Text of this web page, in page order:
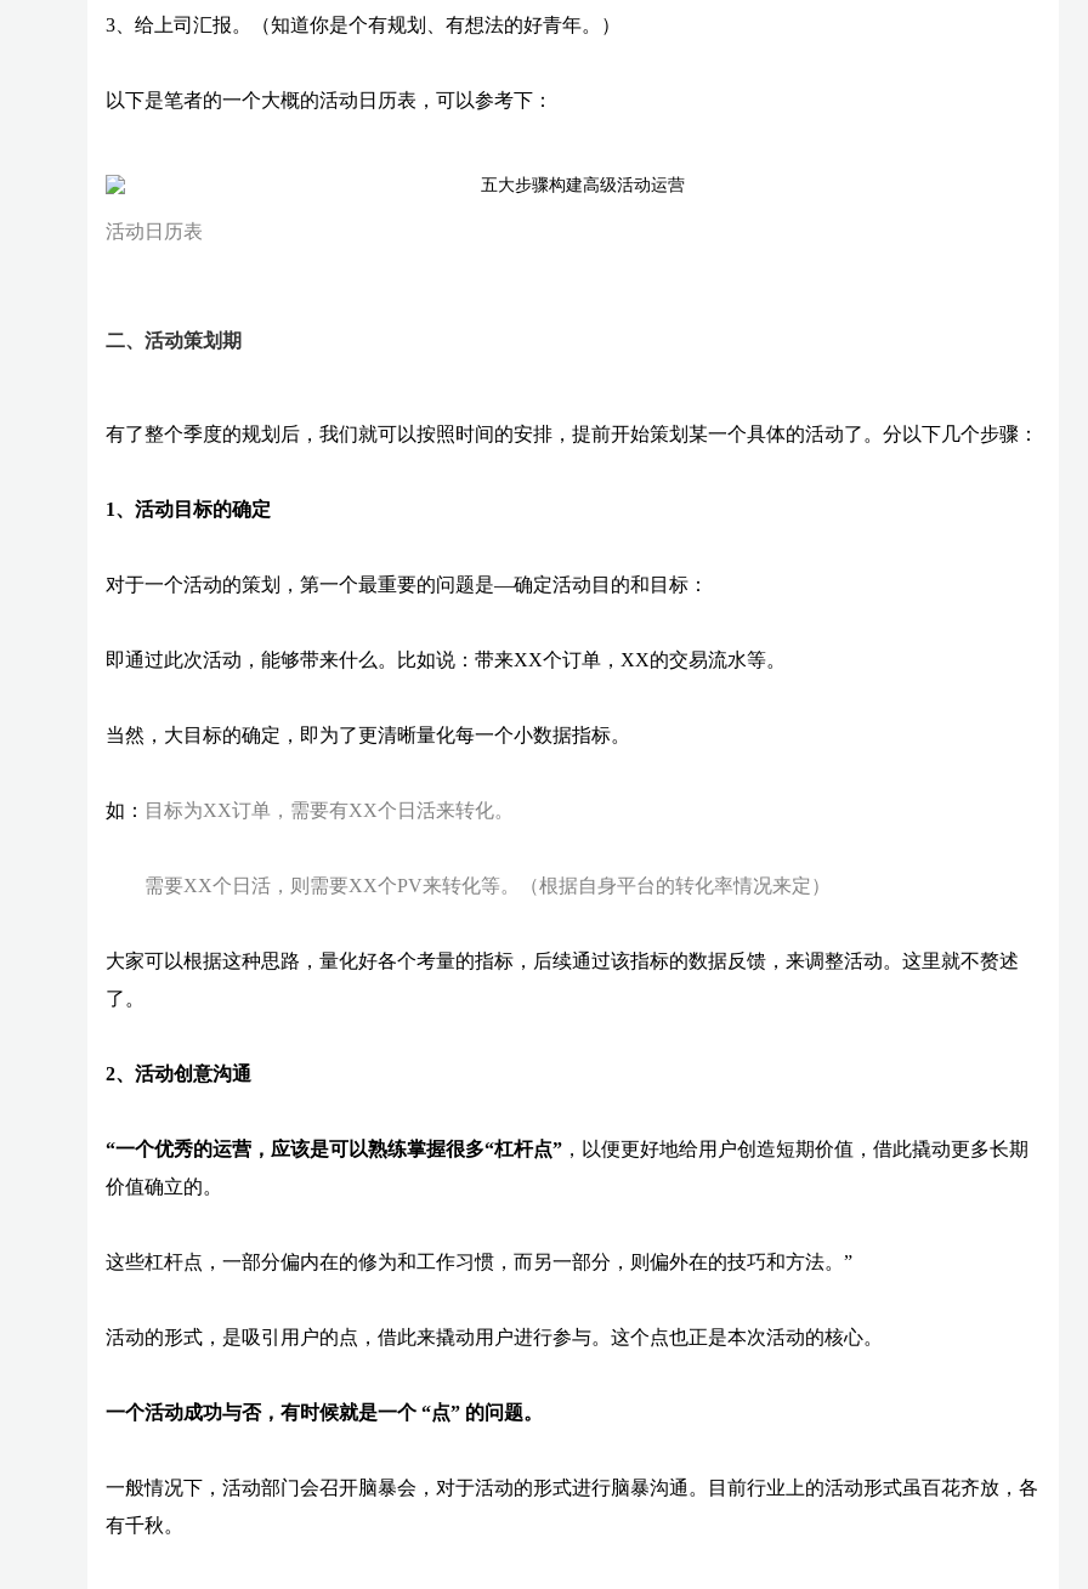
3、给上司汇报。（知道你是个有规划、有想法的好青年。）
以下是笔者的一个大概的活动日历表，可以参考下：
活动日历表
二、活动策划期
有了整个季度的规划后，我们就可以按照时间的安排，提前开始策划某一个具体的活动了。分以下几个步骤：
1、活动目标的确定
对于一个活动的策划，第一个最重要的问题是—确定活动目的和目标：
即通过此次活动，能够带来什么。比如说：带来XX个订单，XX的交易流水等。
当然，大目标的确定，即为了更清晰量化每一个小数据指标。
如： 目标为XX订单，需要有XX个日活来转化。
需要XX个日活，则需要XX个PV来转化等。（根据自身平台的转化率情况来定）
大家可以根据这种思路，量化好各个考量的指标，后续通过该指标的数据反馈，来调整活动。这里就不赘述
了。
2、活动创意沟通
“一个优秀的运营，应该是可以熟练掌握很多“杠杆点” ，以便更好地给用户创造短期价值，借此撬动更多长期
价值确立的。
这些杠杆点，一部分偏内在的修为和工作习惯，而另一部分，则偏外在的技巧和方法。”
活动的形式，是吸引用户的点，借此来撬动用户进行参与。这个点也正是本次活动的核心。
一个活动成功与否，有时候就是一个 “点” 的问题。
一般情况下，活动部门会召开脑暴会，对于活动的形式进行脑暴沟通。目前行业上的活动形式虽百花齐放，各
有千秋。